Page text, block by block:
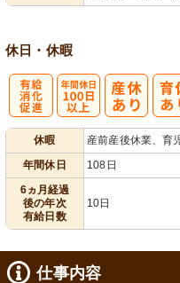
休日・休暇
休暇
産前産後休業、育
年間休日
108日
6ヵ月経過
後の年次
有給日数
10日
仕事内容